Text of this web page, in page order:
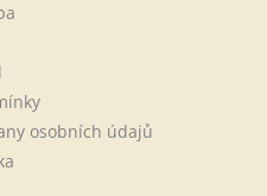
osobních údajů